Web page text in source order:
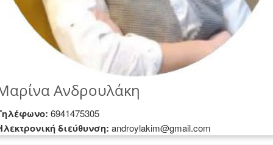
Ανδρουλάκη
6941475305
διεύθυνση: androylakim@gmail.com